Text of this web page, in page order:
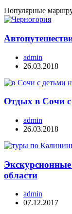
Популярные
admin
26.03.2018
Отдых в Сочи с
admin
26.03.2018
области
admin
07.12.2017